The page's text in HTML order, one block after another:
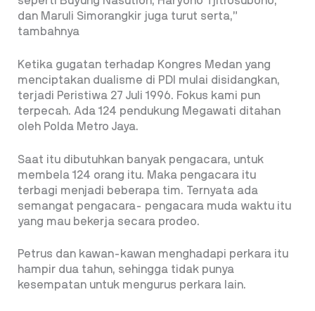
dan Maruli Simorangkir juga turut serta,”
tambahnya
Ketika gugatan terhadap Kongres Medan yang
menciptakan dualisme di PDI mulai disidangkan,
terjadi Peristiwa 27 Juli 1996. Fokus kami pun
terpecah. Ada 124 pendukung Megawati ditahan
oleh Polda Metro Jaya.
Saat itu dibutuhkan banyak pengacara, untuk
membela 124 orang itu. Maka pengacara itu
terbagi menjadi beberapa tim. Ternyata ada
semangat pengacara- pengacara muda waktu itu
yang mau bekerja secara prodeo.
Petrus dan kawan-kawan menghadapi perkara itu
hampir dua tahun, sehingga tidak punya
kesempatan untuk mengurus perkara lain.